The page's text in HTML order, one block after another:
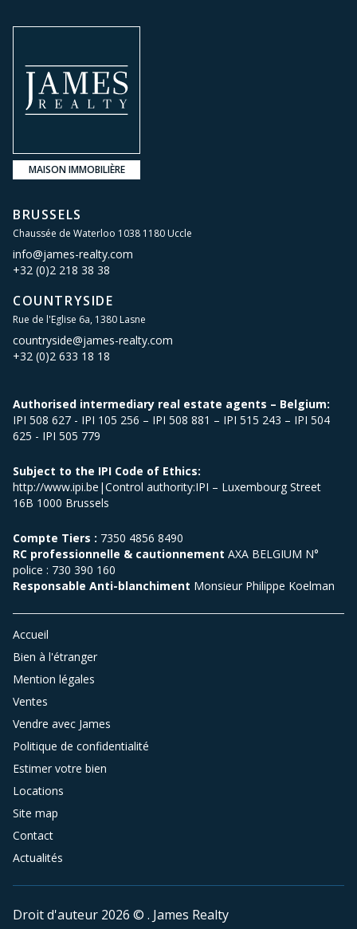
MAISON IMMOBILIÈRE
BRUSSELS
Chaussée de Waterloo 1038 1180 Uccle
info@james-realty.com
+32 (0)2 218 38 38
COUNTRYSIDE
Rue de l'Eglise 6a, 1380 Lasne
countryside@james-realty.com
+32 (0)2 633 18 18
Authorised intermediary real estate agents – Belgium:
IPI 508 627 - IPI 105 256 – IPI 508 881 – IPI 515 243 – IPI 504
625 - IPI 505 779
Subject to the IPI Code of Ethics:
http://www.ipi.be|Control authority:IPI – Luxembourg Street
16B 1000 Brussels
Compte Tiers : 7350 4856 8490
RC professionnelle & cautionnement AXA BELGIUM N°
police : 730 390 160
Responsable Anti-blanchiment Monsieur Philippe Koelman
Accueil
Bien à l'étranger
Mention légales
Ventes
Vendre avec James
Politique de confidentialité
Estimer votre bien
Locations
Site map
Contact
Actualités
Droit d'auteur 2026 © . James Realty